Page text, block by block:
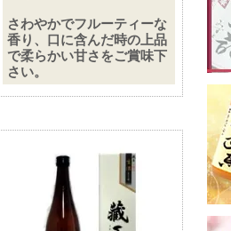
さわやかでフルーティーな
香り、口に含んだ時の上品
で柔らかい甘さをご賞味下
さい。